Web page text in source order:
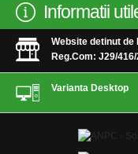
Informatii
Website detinut de
Reg.Com: J29/
Varianta Desktop